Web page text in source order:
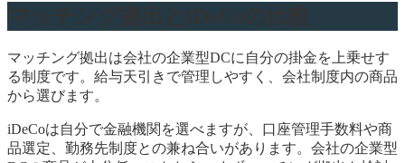
マッチング拠出は会社の企業型DCに自分の掛金を上乗せす
る制度です。給与天引きで管理しやすく、会社制度内の商品
から選びます。
iDeCoは自分で金融機関を選べますが、口座管理手数料や商
品選定、勤務先制度との兼ね合いがあります。会社の企業型